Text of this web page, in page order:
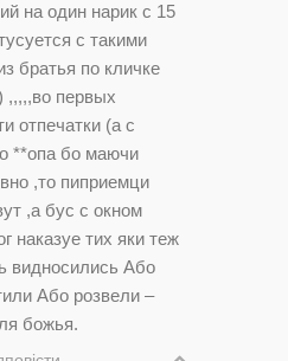
на один нарик с 15
с такими
братья по кличке
,,,,,во первых
отпечатки (а с
**опа бо маючи
,то пиприемци
,а бус с окном
наказуе тих яки теж
видносились Або
Або розвели –
божья.